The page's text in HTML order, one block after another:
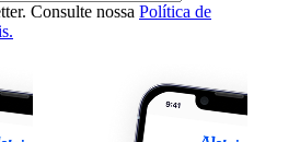
Consulte nossa Política de